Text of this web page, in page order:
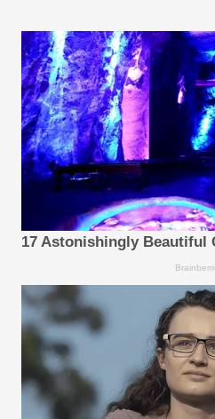
17 Astonishingly Beautiful